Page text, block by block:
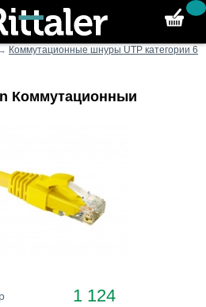
Коммутационные шнуры UTP категории 6
Коммутационныи
1 124